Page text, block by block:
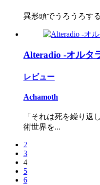
異形頭でうろうろす
Alteradio -オルタ
レビュー
Achamoth
「それは死を繰り返
術世界を...
2
3
4
5
6